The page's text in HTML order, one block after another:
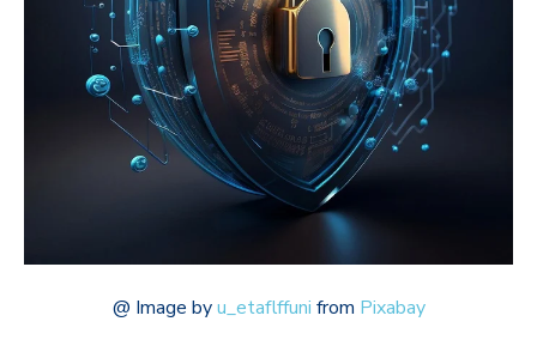
@ Image byu_etaflffuni from Pixabay